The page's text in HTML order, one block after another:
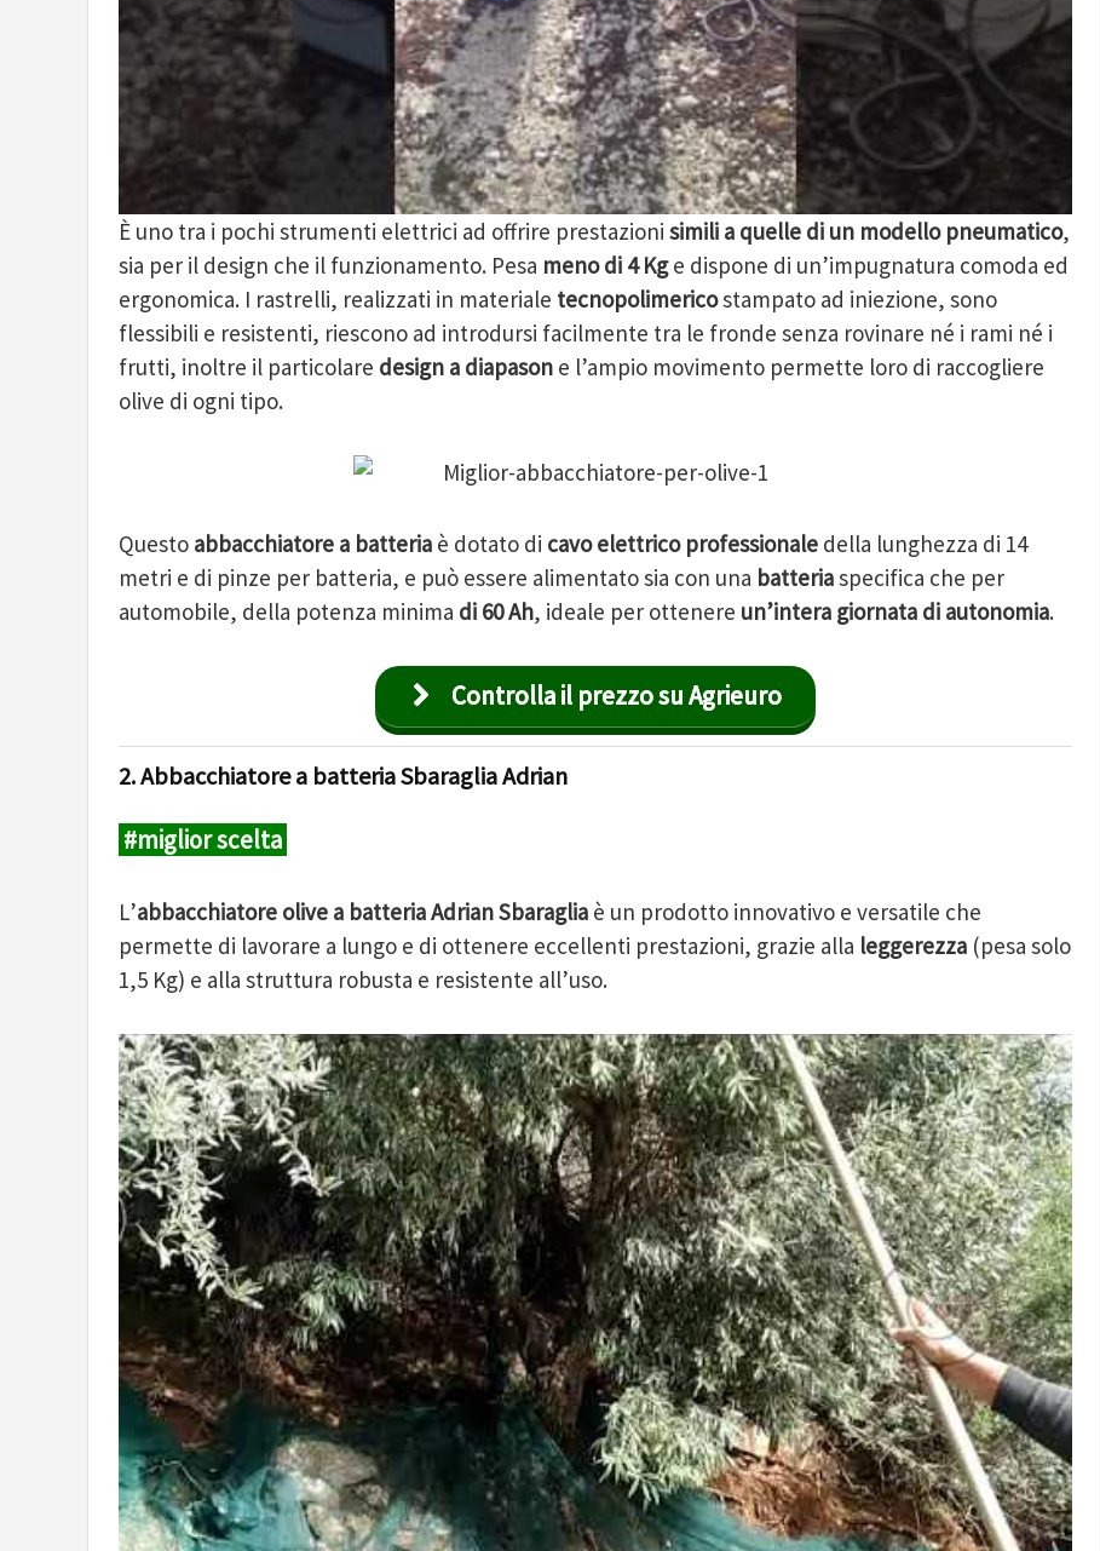
È uno tra i pochi strumenti elettrici ad offrire prestazioni simili a quelle di un modello pneumatico,
sia per il design che il funzionamento. Pesa meno di 4 Kge dispone di un’impugnatura comoda ed
ergonomica. I rastrelli, realizzati in materiale tecnopolimericostampato ad iniezione, sono
flessibili e resistenti, riescono ad introdursi facilmente tra le fronde senza rovinare né i rami né i
frutti, inoltre il particolare design a diapason e l’ampio movimento permette loro di raccogliere
olive di ogni tipo.
Questo abbacchiatore a batteria è dotato di cavo elettrico professionale della lunghezza di 14
metri e di pinze per batteria, e può essere alimentato sia con una batteriaspecifica che per
automobile, della potenza minima di 60 Ah, ideale per ottenere un’intera giornata di autonomia.
Controlla il prezzo su Agrieuro
2. Abbacchiatore a batteria Sbaraglia Adrian
#miglior scelta
L’abbacchiatore olive a batteria Adrian Sbaraglia è un prodotto innovativo e versatile che
permette di lavorare a lungo e di ottenere eccellenti prestazioni, grazie alla leggerezza (pesa solo
1,5 Kg) e alla struttura robusta e resistente all’uso.